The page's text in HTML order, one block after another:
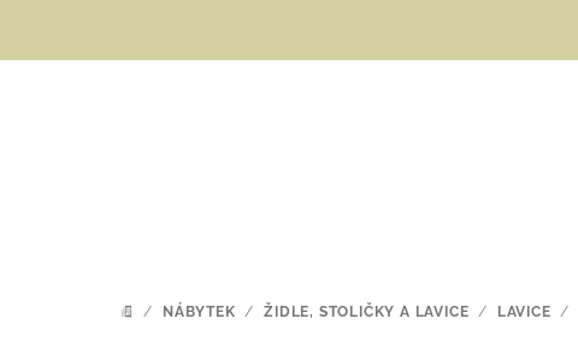
DOMŮ
/ NÁBYTEK / ŽIDLE, STOLIČKY A LAVICE / LAVICE /